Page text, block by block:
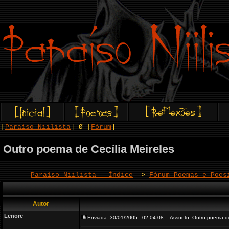
Paraíso Niilista ] Ø [ Fórum
Outro poema de Cecília Meireles
Paraíso Niilista - Índice -> Fórum Poemas e
Autor
Lenore Enviada: 30/01/2005 - 02:04:08 Assunto: Outro poema